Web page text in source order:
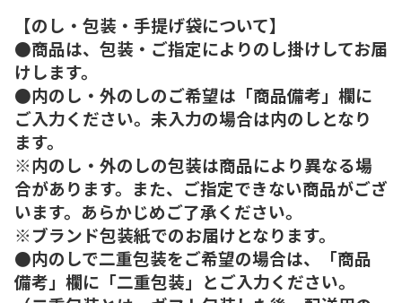
【のし・包装・手提げ袋について】
●商品は、包装・ご指定によりのし掛けしてお届
けします。
●内のし・外のしのご希望は「商品備考」欄に
ご入力ください。未入力の場合は内のしとなり
ます。
※内のし・外のしの包装は商品により異なる場
合があります。また、ご指定できない商品がござ
います。あらかじめご了承ください。
※ブランド包装紙でのお届けとなります。
●内のしで二重包装をご希望の場合は、「商品
備考」欄に「二重包装」とご入力ください。